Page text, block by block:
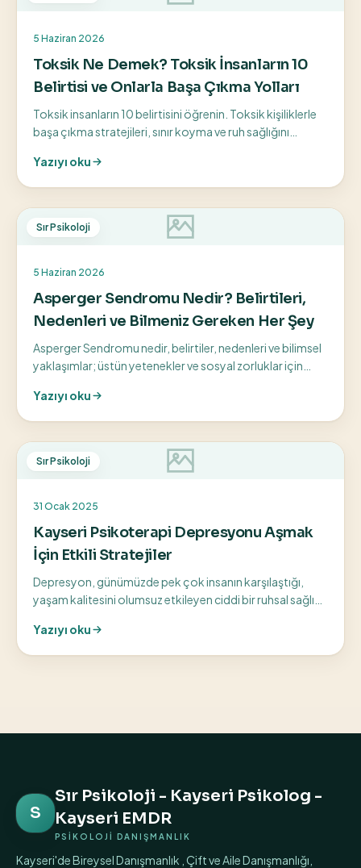
5 Haziran 2026
Toksik Ne Demek? Toksik İnsanların 10
Belirtisi ve Onlarla Başa Çıkma Yolları
Toksik insanların 10 belirtisini öğrenin. Toksik kişiliklerle
başa çıkma stratejileri, sınır koyma ve ruh sağlığını
Yazıyı oku
Sır Psikoloji
5 Haziran 2026
Asperger Sendromu Nedir? Belirtileri,
Nedenleri ve Bilmeniz Gereken Her Şey
Asperger Sendromu nedir, belirtiler, nedenleri ve bilimsel
yaklaşımlar; üstün yetenekler ve sosyal zorluklar için
Yazıyı oku
Sır Psikoloji
31 Ocak 2025
Kayseri Psikoterapi Depresyonu Aşmak
İçin Etkili Stratejiler
Depresyon, günümüzde pek çok insanın karşılaştığı,
yaşam kalitesini olumsuz etkileyen ciddi bir ruhsal sağlık
Yazıyı oku
S
Sır Psikoloji - Kayseri Psikolog -
Kayseri EMDR
PSİKOLOJİ DANIŞMANLIK
Kayseri'de Bireysel Danışmanlık , Çift ve Aile Danışmanlığı,